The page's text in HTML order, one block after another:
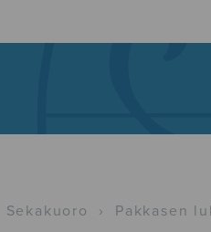
Sekakuoro › Pakkasen